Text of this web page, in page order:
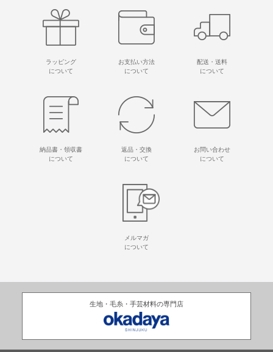
ラッピング
について
お支払い方法
について
配送・送料
について
納品書・領収書
について
返品・交換
について
お問い合わせ
について
メルマガ
について
生地・毛糸・手芸材料の専門店